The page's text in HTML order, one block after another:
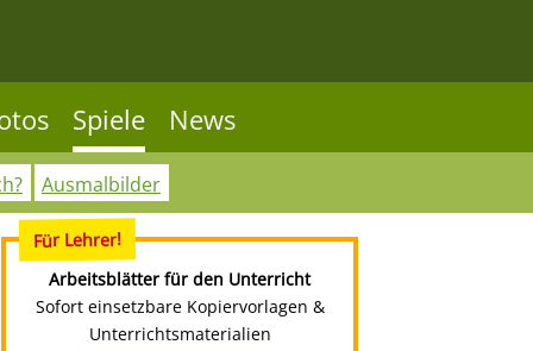
Spiele News
Ausmalbilder
Für Lehrer!
Arbeitsblätter für den Unterricht
Sofort einsetzbare Kopiervorlagen &
Unterrichtsmaterialien